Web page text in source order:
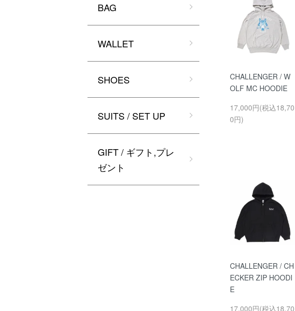
CHALLENGER / W
OLF MC HOODIE
17,000円(税込18,70
0円)
CHALLENGER / CH
ECKER ZIP HOODI
E
17,000円(税込18,70
BAG
WALLET
SHOES
SUITS / SET UP
GIFT / ギフト,プレ
ゼント